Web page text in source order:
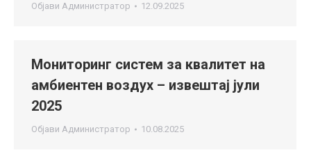
Објави Администратор 12.09.2025
Мониторинг систем за квалитет на
амбиентен воздух – извештај јули
2025
Објави Администратор 10.08.2025